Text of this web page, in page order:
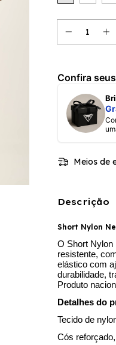
Confira
Comprando a coleção Nephew Soul Ska Jazz, ganhe
Meios de
Descrição
Short Nylon
O Short Nylon
resistente,
elástico com
durabilidade,
Produto
Detalhes do
Tecido de
Cós